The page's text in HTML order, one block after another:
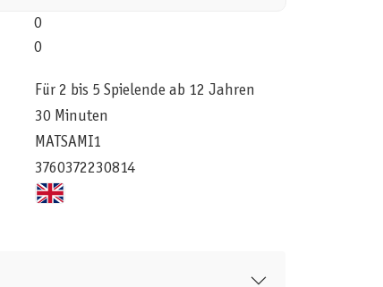
0
0
Für 2 bis 5 Spielende ab 12 Jahren
30 Minuten
MATSAMI1
3760372230814